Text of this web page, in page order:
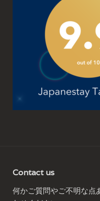
Contact us
何かご質問やご不明な点